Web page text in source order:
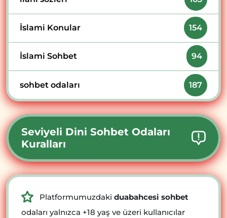
İslami Konular 154
İslami Sohbet 94
sohbet odaları 187
Seviyeli Dini Sohbet Odaları
Kuralları
Platformumuzdaki duabahcesi sohbet
odaları yalnızca +18 yaş ve üzeri kullanıcılar